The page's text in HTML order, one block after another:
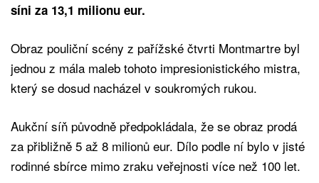
síni za 13,1 milionu eur.
Obraz pouliční scény z pařížské čtvrti Montmartre byl
jednou z mála maleb tohoto impresionistického mistra,
který se dosud nacházel v soukromých rukou.
Aukční síň původně předpokládala, že se obraz prodá
za přibližně 5 až 8 milionů eur. Dílo podle ní bylo v jisté
rodinné sbírce mimo zraku veřejnosti více než 100 let.